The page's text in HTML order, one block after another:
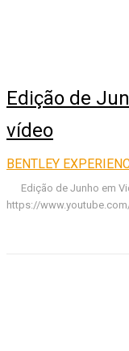
Edição de
vídeo
BENTLEY